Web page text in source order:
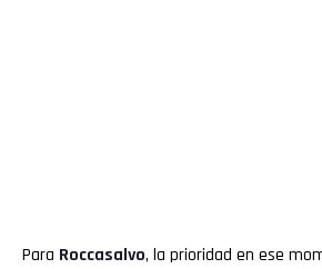
Para Roccasalvo, la prioridad en ese